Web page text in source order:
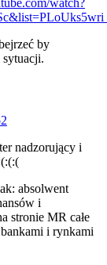
watch?
by
sytuacji.
nadzorujący i
absolwent
i
stronie MR całe
i rynkami